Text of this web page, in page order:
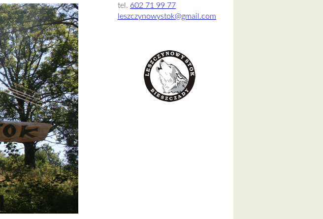
tel. 602 71 99 77
leszczynowystok@gmail.com